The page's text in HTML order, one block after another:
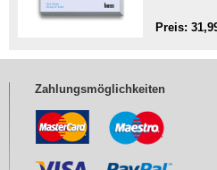
Preis:
Zahlungsmöglichkeiten